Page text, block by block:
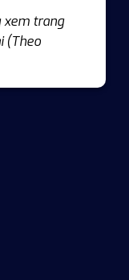
xem trang
(Theo